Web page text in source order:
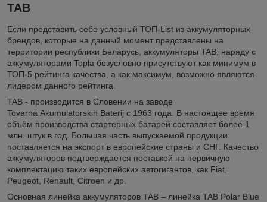
TAB
Если представить себе условный ТОП-List из аккумуляторных
брендов, которые на данный момент представлены на
территории республики Беларусь, аккумуляторы TAB, наряду с
аккумуляторами Topla безусловно присутствуют как минимум в
ТОП-5 рейтинга качества, а как максимум, возможно являются
лидером данного рейтинга.
TAB - производится в Словении на заводе
Tovarna Akumulatorskih Baterij с 1963 года. В настоящее время
объём производства стартерных батарей составляет более 1
млн. штук в год. Большая часть выпускаемой продукции
поставляется на экспорт в европейские страны и СНГ. Качество
аккумуляторов подтверждается поставкой на первичную
комплектацию таких европейских автогигантов, как Fiat,
Peugeot, Renault, Citroen и др.
Основная линейка аккумуляторов TAB – линейка TAB Polar Blue